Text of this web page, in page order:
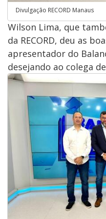
Divulgação RECORD Manaus
Wilson Lima, que
da RECORD, deu as
apresentador do
desejando ao colega